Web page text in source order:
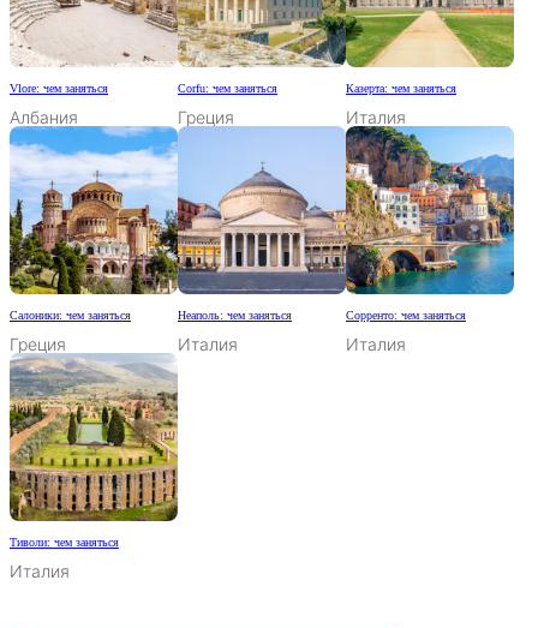
Vlore: чем заняться
Албания
Corfu: чем заняться
Греция
Казерта: чем заняться
Италия
Салоники: чем заняться
Греция
Неаполь: чем заняться
Италия
Сорренто: чем заняться
Италия
Тиволи: чем заняться
Италия